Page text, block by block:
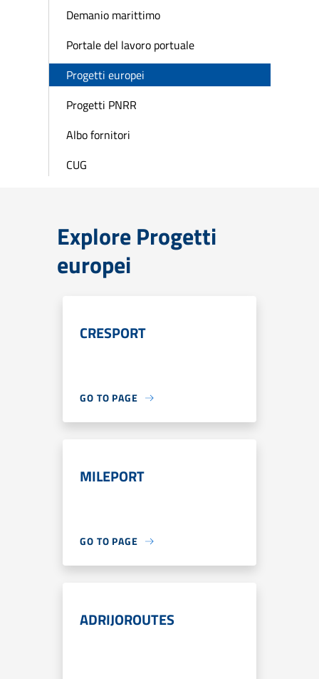
Demanio marittimo
Portale del lavoro portuale
Progetti europei
Progetti PNRR
Albo fornitori
CUG
Explore Progetti
europei
CRESPORT
GO TO PAGE
MILEPORT
GO TO PAGE
ADRIJOROUTES